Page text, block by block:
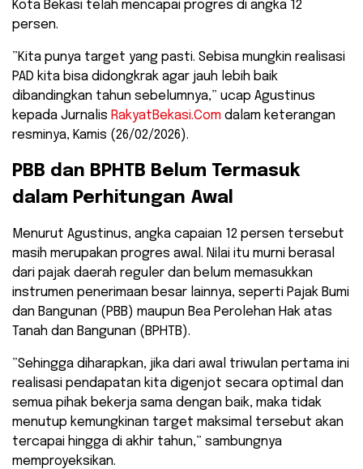
Kota Bekasi telah mencapai progres di angka 12
persen.
​”Kita punya target yang pasti. Sebisa mungkin realisasi
PAD kita bisa didongkrak agar jauh lebih baik
dibandingkan tahun sebelumnya,” ucap Agustinus
kepada Jurnalis RakyatBekasi.Com dalam keterangan
resminya, Kamis (26/02/2026).
​PBB dan BPHTB Belum Termasuk
dalam Perhitungan Awal
​Menurut Agustinus, angka capaian 12 persen tersebut
masih merupakan progres awal. Nilai itu murni berasal
dari pajak daerah reguler dan belum memasukkan
instrumen penerimaan besar lainnya, seperti Pajak Bumi
dan Bangunan (PBB) maupun Bea Perolehan Hak atas
Tanah dan Bangunan (BPHTB).
​”Sehingga diharapkan, jika dari awal triwulan pertama ini
realisasi pendapatan kita digenjot secara optimal dan
semua pihak bekerja sama dengan baik, maka tidak
menutup kemungkinan target maksimal tersebut akan
tercapai hingga di akhir tahun,” sambungnya
memproyeksikan.